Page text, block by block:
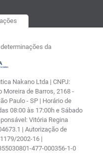
da
Nakano Ltda | CNPJ:
Moreira de Barros, 2168 -
Paulo - SP | Horário de
08:00 às 17:00h e Sábado
Vitória Regina
| Autorização de
2002-16 |
477-000356-1-0